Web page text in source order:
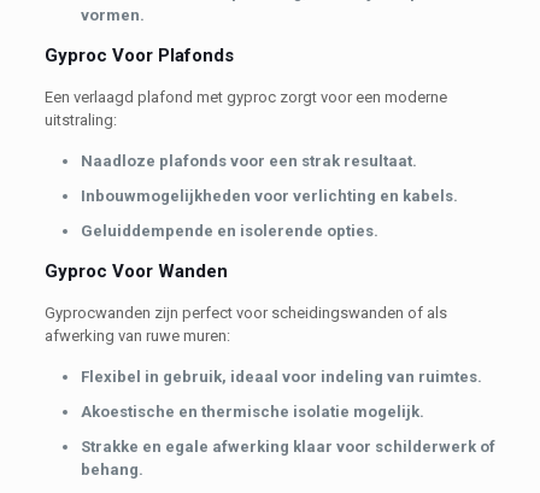
vormen.
Gyproc Voor Plafonds
Een verlaagd plafond met gyproc zorgt voor een moderne
uitstraling:
Naadloze plafonds voor een strak resultaat.
Inbouwmogelijkheden voor verlichting en kabels.
Geluiddempende en isolerende opties.
Gyproc Voor Wanden
Gyprocwanden zijn perfect voor scheidingswanden of als
afwerking van ruwe muren:
Flexibel in gebruik, ideaal voor indeling van ruimtes.
Akoestische en thermische isolatie mogelijk.
Strakke en egale afwerking klaar voor schilderwerk of
behang.